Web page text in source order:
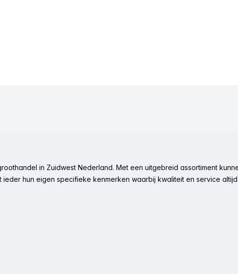
in Zuidwest Nederland. Met een uitgebreid assortiment
hun eigen specifieke kenmerken waarbij kwaliteit en service